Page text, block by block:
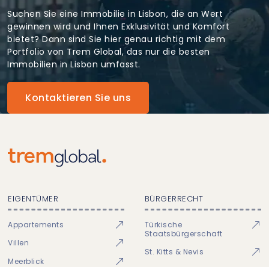
Suchen Sie eine Immobilie in Lisbon, die an Wert
gewinnen wird und Ihnen Exklusivität und Komfort
bietet? Dann sind Sie hier genau richtig mit dem
Portfolio von Trem Global, das nur die besten
Immobilien in Lisbon umfasst.
Kontaktieren Sie uns
EIGENTÜMER
Appartements
Villen
Meerblick
BÜRGERRECHT
Türkische
Staatsbürgerschaft
St. Kitts & Nevis